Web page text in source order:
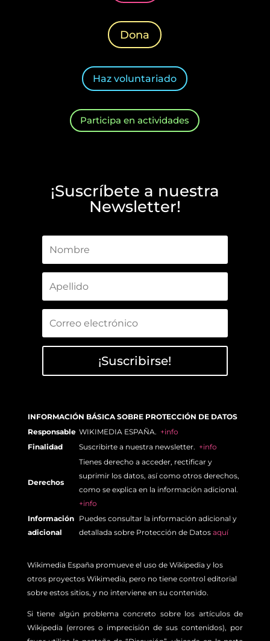
Dona
Haz voluntariado
Participa en actividades
¡Suscríbete a nuestra
Newsletter!
¡Suscribirse!
INFORMACIÓN BÁSICA SOBRE PROTECCIÓN DE DATOS
Responsable WIKIMEDIA ESPAÑA. +info
Finalidad
Suscribirte a nuestra newsletter. +info
Derechos
Tienes derecho a acceder, rectificar y
suprimir los datos, así como otros derechos,
como se explica en la información adicional.
+info
Información
adicional
Puedes consultar la información adicional y
detallada sobre Protección de Datos aquí
Wikimedia España promueve el uso de Wikipedia y los
otros proyectos Wikimedia, pero no tiene control editorial
sobre estos sitios, y no interviene en su contenido.
Si tiene algún problema concreto sobre los artículos de
Wikipedia (errores o imprecisión de sus contenidos), por